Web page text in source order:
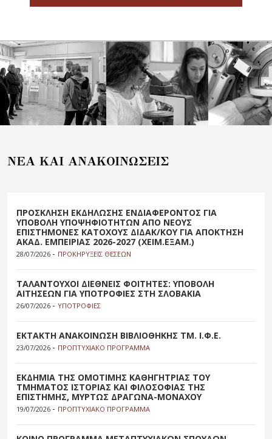
NEA KAI ANAKOIΝΩΣΕΙΣ
ΠΡΟΣΚΛΗΣΗ ΕΚΔΗΛΩΣΗΣ ΕΝΔΙΑΦΕΡΟΝΤΟΣ ΓΙΑ
ΥΠΟΒΟΛΗ ΥΠΟΨΗΦΙΟΤΗΤΩΝ ΑΠΟ ΝΕΟΥΣ
ΕΠΙΣΤΗΜΟΝΕΣ ΚΑΤΟΧΟΥΣ ΔΙΔΑΚ/ΚΟΥ ΓΙΑ ΑΠΟΚΤΗΣΗ
ΑΚΑΔ. ΕΜΠΕΙΡΙΑΣ 2026-2027 (ΧΕΙΜ.ΕΞΑΜ.)
28/07/2026 - ΠΡΟΚΗΡΥΞΕΙΣ ΘΕΣΕΩΝ
ΤΑΛΑΝΤΟΥΧΟΙ ΔΙΕΘΝΕΙΣ ΦΟΙΤΗΤΕΣ: ΥΠΟΒΟΛΗ
ΑΙΤΗΣΕΩΝ ΓΙΑ ΥΠΟΤΡΟΦΙΕΣ ΣΤΗ ΣΛΟΒΑΚΙΑ
26/07/2026 - ΥΠΟΤΡΟΦΙΕΣ
ΕΚΤΑΚΤΗ ΑΝΑΚΟΙΝΩΣΗ ΒΙΒΛΙΟΘΗΚΗΣ ΤΜ. Ι.Φ.Ε.
23/07/2026 - ΠΡΟΠΤΥΧΙΑΚΟ ΠΡΟΓΡΑΜΜΑ
ΕΚΔΗΜΙΑ ΤΗΣ ΟΜΟΤΙΜΗΣ ΚΑΘΗΓΗΤΡΙΑΣ ΤΟΥ
ΤΜΗΜΑΤΟΣ ΙΣΤΟΡΙΑΣ ΚΑΙ ΦΙΛΟΣΟΦΙΑΣ ΤΗΣ
ΕΠΙΣΤΗΜΗΣ, ΜΥΡΤΩΣ ΔΡΑΓΩΝΑ-ΜΟΝΑΧΟΥ
19/07/2026 - ΠΡΟΠΤΥΧΙΑΚΟ ΠΡΟΓΡΑΜΜΑ